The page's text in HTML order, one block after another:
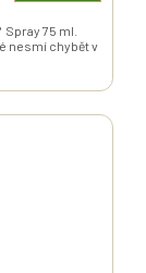
75 ml.
nesmí chybět v